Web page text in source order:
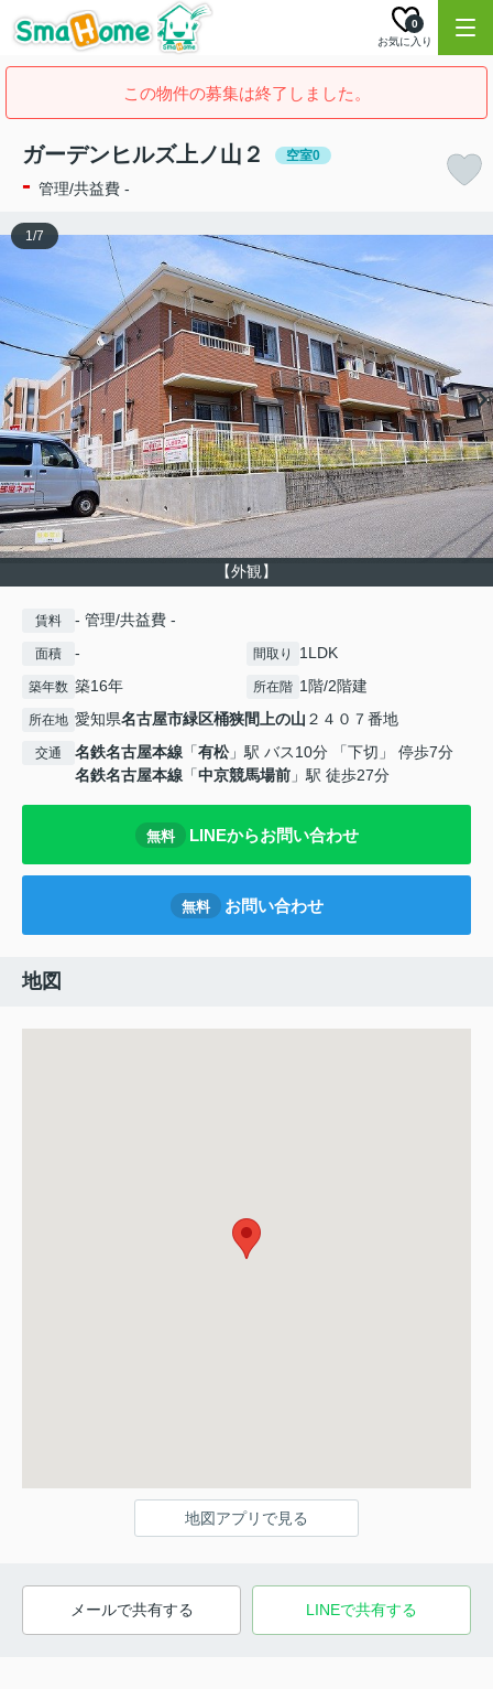
お気に入り
0
この物件の募集は終了しました。
ガーデンヒルズ上ノ山２ 空室0
- 管理/共益費 -
【外観】
1/7
賃料 - 管理/共益費 -
面積 - 間取り 1LDK
築年数 築16年 所在階 1階/2階建
所在地 愛知県名古屋市緑区桶狭間上の山 ２４０７番地
交通 名鉄名古屋本線 「有松」駅 バス10分 「下切」 停歩7分
名鉄名古屋本線 「中京競馬場前 」駅 徒歩27分
無料 LINEからお問い合わせ
無料 お問い合わせ
地図
地図アプリで見る
メールで共有する LINEで共有する